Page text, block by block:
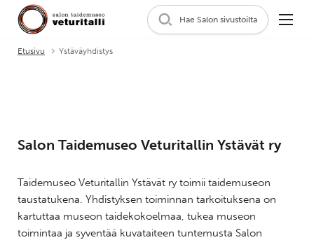
Hae Salon sivustoilta
Etusivu Ystäväyhdistys
Salon Taidemuseo Veturitallin Ystävät ry
Taidemuseo Veturitallin Ystävät ry toimii taidemuseon
taustatukena. Yhdistyksen toiminnan tarkoituksena on
kartuttaa museon taidekokoelmaa, tukea museon
toimintaa ja syventää kuvataiteen tuntemusta Salon